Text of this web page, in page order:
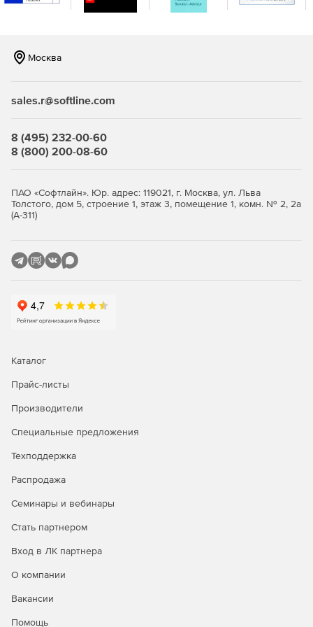
интеграцию.
Москва
sales.r@softline.com
8 (495) 232-00-60
8 (800) 200-08-60
ПАО «Софтлайн». Юр. адрес: 119021, г. Москва, ул. Льва
Толстого, дом 5, строение 1, этаж 3, помещение 1, комн. № 2, 2а
(А-311)
Каталог
Прайс-листы
Производители
Специальные предложения
Техподдержка
Распродажа
Семинары и вебинары
Стать партнером
Вход в ЛК партнера
О компании
Вакансии
Помощь